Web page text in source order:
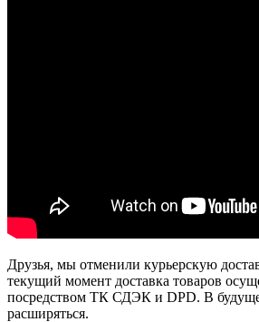
Друзья, мы отменили курьерскую
текущий момент доставка товаров
посредством ТК СДЭК и DPD. В
расширяться.